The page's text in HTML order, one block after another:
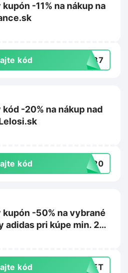
-11% na nákup na
kód PW87
-20% na nákup nad
kód RA20
-50% na vybrané
adidas pri kúpe min. 2
kód CRET